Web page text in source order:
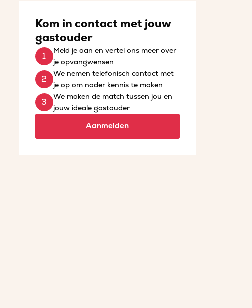
Kom in contact met jouw
gastouder
Meld je aan en vertel ons meer over
je opvangwensen
We nemen telefonisch contact met
je op om nader kennis te maken
We maken de match tussen jou en
jouw ideale gastouder
Aanmelden